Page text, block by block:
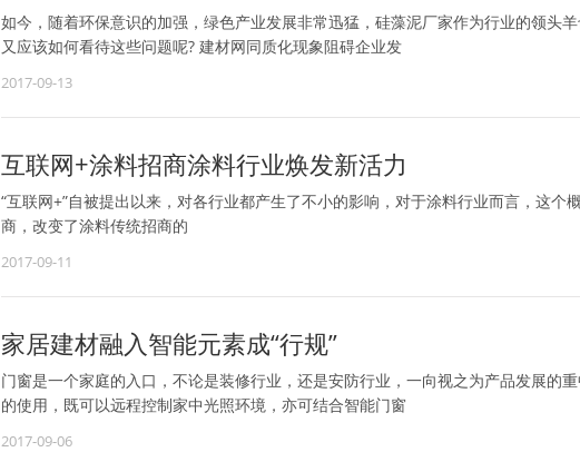
如今，随着环保意识的加强，绿色产业发展非常迅猛，硅藻泥厂家作为行业的领头
又应该如何看待这些问题呢? 建材网同质化现象阻碍企业发
2017-09-13
互联网+涂料招商涂料行业焕发新活力
“互联网+”自被提出以来，对各行业都产生了不小的影响，对于涂料行业而言，这
商，改变了涂料传统招商的
2017-09-11
家居建材融入智能元素成“行规”
门窗是一个家庭的入口，不论是装修行业，还是安防行业，一向视之为产品发展的
的使用，既可以远程控制家中光照环境，亦可结合智能门窗
2017-09-06